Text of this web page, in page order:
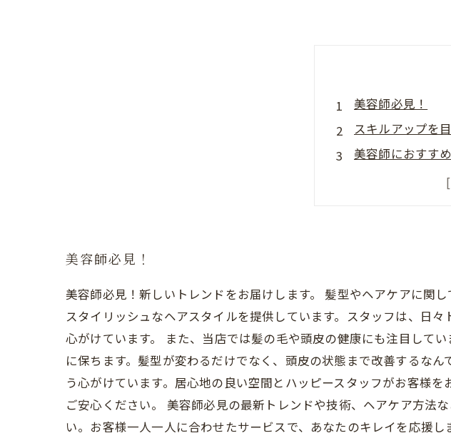
美容師必見！
スキルアップを
美容師におすすめ
今すぐ始めるべ
美容師必見！
美容師必見！新しいトレンドをお届けします。 髪型やヘアケアに関
スタイリッシュなヘアスタイルを提供しています。スタッフは、日
心がけています。 また、当店では髪の毛や頭皮の健康にも注目して
に保ちます。髪型が変わるだけでなく、頭皮の状態まで改善するな
う心がけています。居心地の良い空間とハッピースタッフがお客様
ご安心ください。 美容師必見の最新トレンドや技術、ヘアケア方法
い。お客様一人一人に合わせたサービスで、あなたのキレイを応援し